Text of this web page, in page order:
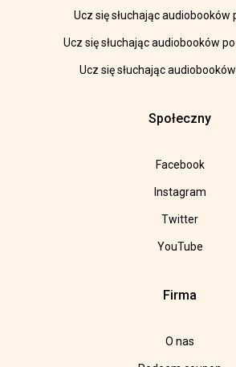
Ucz się słuchając audiobooków
Ucz się słuchając audiobooków
Ucz się słuchając
Społeczny
Facebook
Instagram
Twitter
YouTube
Firma
O nas